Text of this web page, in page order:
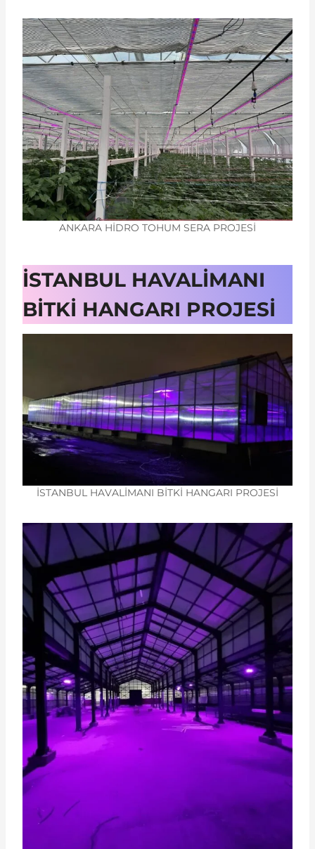
ANKARA HİDRO TOHUM SERA PROJESİ
İSTANBUL HAVALİMANI
BİTKİ HANGARI PROJESİ
İSTANBUL HAVALİMANI BİTKİ HANGARI PROJESİ